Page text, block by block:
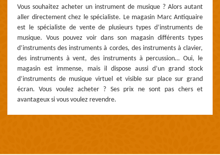
Vous souhaitez acheter un instrument de musique ? Alors autant
aller directement chez le spécialiste. Le magasin Marc Antiquaire
est le spécialiste de vente de plusieurs types d’instruments de
musique. Vous pouvez voir dans son magasin différents types
d’instruments des instruments à cordes, des instruments à clavier,
des instruments à vent, des instruments à percussion… Oui, le
magasin est immense, mais il dispose aussi d’un grand stock
d’instruments de musique virtuel et visible sur place sur grand
écran. Vous voulez acheter ? Ses prix ne sont pas chers et
avantageux si vous voulez revendre.